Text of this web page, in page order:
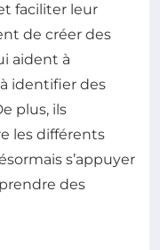
faciliter leur
de créer des
aident à
identifier des
plus, ils
les différents
s’appuyer
des